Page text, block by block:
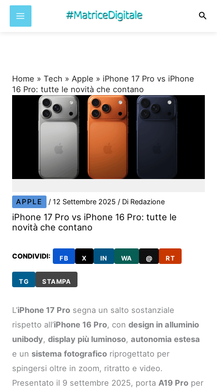
Home »Tech »Apple » iPhone 17 Pro vs iPhone
16 Pro: tutte le novità che contano
APPLE /12 Settembre 2025/ Di Redazione
iPhone 17 Pro vs iPhone 16 Pro: tutte le
novità che contano
CONDIVIDI: FB X IN WA @ RT
TG STAMPA
L’iPhone 17 Pro segna un salto sostanziale
rispetto all’iPhone 16 Pro, condesign in alluminio
unibody,display più luminoso,autonomia estesa
e un sistema fotografico riprogettato per
spingersi oltre in zoom, ritratto e video.
Presentato il 9 settembre 2025, portaA19 Pro per